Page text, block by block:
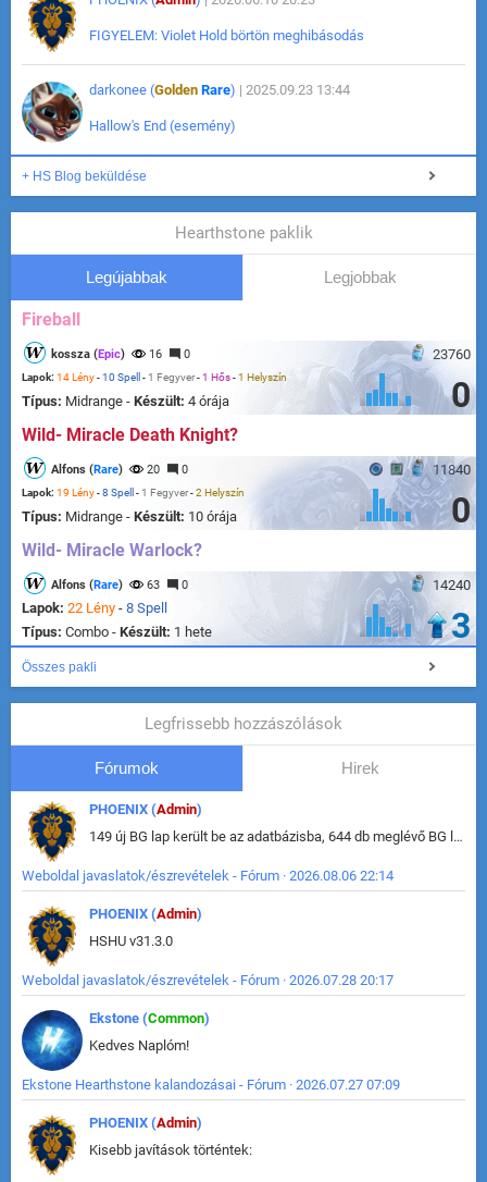
FIGYELEM: Violet Hold börtön meghibásodás
darkonee (Golden Rare) | 2025.09.23 13:44
Hallow's End (esemény)
+ HS Blog beküldése
Hearthstone paklik
Legújabbak Legjobbak
Fireball
23760
kossza (Epic) 16 0
Lapok: 14 Lény-10 Spell - 1 Fegyver-1 Hős-1 Helyszín
Típus: Midrange - Készült: 4 órája 0
Wild- Miracle Death Knight?
11840
Alfons (Rare) 20 0
Lapok: 19 Lény-8 Spell - 1 Fegyver-2 Helyszín
Típus: Midrange - Készült: 10 órája 0
Wild- Miracle Warlock?
14240
Alfons (Rare) 63 0
Lapok: 22 Lény - 8 Spell
Típus: Combo - Készült: 1 hete 3
Összes pakli
Legfrissebb hozzászólások
Fórumok Hirek
PHOENIX (Admin)
149 új BG lap került be az adatbázisba, 644 db meglévő BG lap módosult, bekerültek az új képek a megváltozott lapokhoz is.
Weboldal javaslatok/észrevételek - Fórum · 2026.08.06 22:14
PHOENIX (Admin)
HSHU v31.3.0
Weboldal javaslatok/észrevételek - Fórum · 2026.07.28 20:17
Ekstone (Common)
Kedves Naplóm!
Ekstone Hearthstone kalandozásai - Fórum · 2026.07.27 07:09
PHOENIX (Admin)
Kisebb javítások történtek: